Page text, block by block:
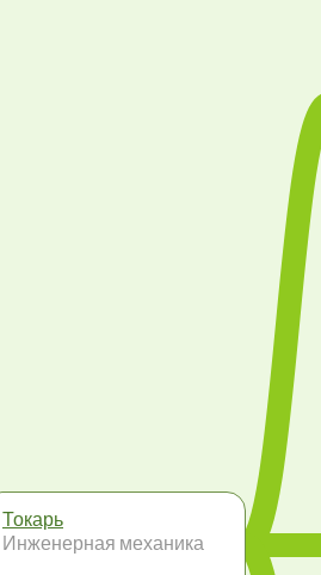
Токарь
Инженерная механика